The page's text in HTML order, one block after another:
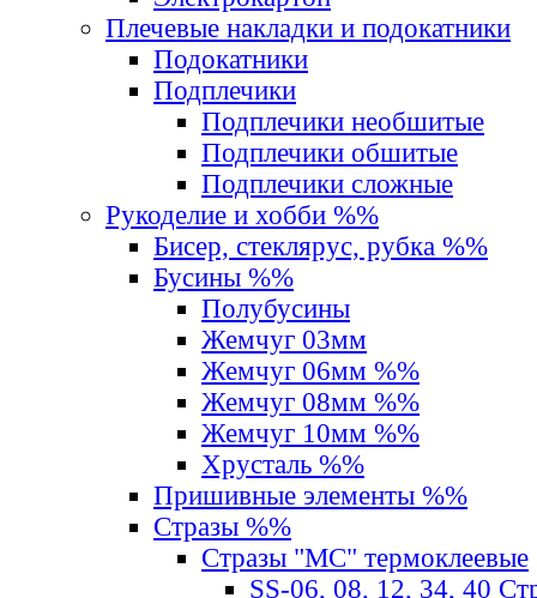
Плечевые накладки и подокатники
Подокатники
Подплечики
Подплечики необшитые
Подплечики обшитые
Подплечики сложные
Рукоделие и хобби %%
Бисер, стеклярус, рубка %%
Бусины %%
Полубусины
Жемчуг 03мм
Жемчуг 06мм %%
Жемчуг 08мм %%
Жемчуг 10мм %%
Хрусталь %%
Пришивные элементы %%
Стразы %%
Стразы "MС" термоклеевые
SS-06, 08, 12, 34, 40